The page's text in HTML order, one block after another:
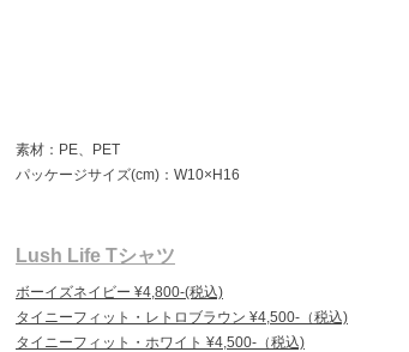
素材：PE、PET
パッケージサイズ(cm)：W10×H16
Lush Life Tシャツ
ボーイズネイビー ¥4,800-(税込)
タイニーフィット・レトロブラウン ¥4,500-（税込)
タイニーフィット・ホワイト ¥4,500-（税込)